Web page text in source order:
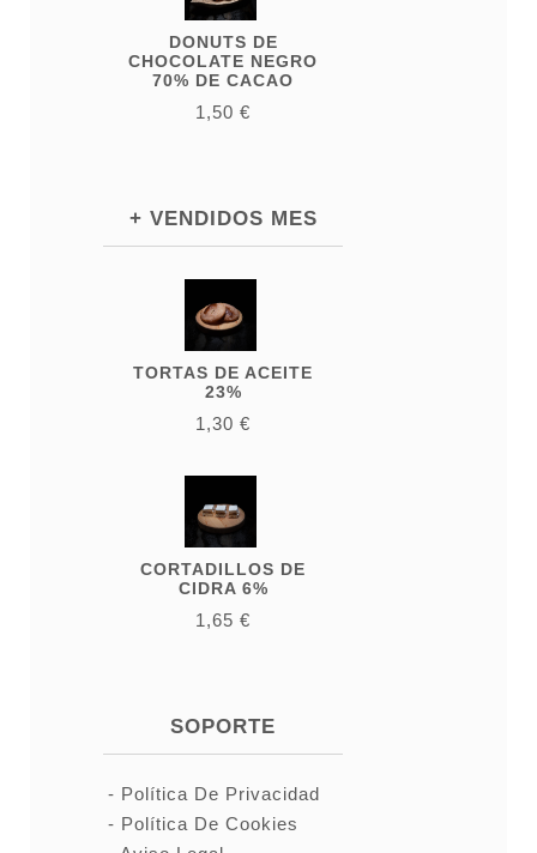
DONUTS DE
CHOCOLATE NEGRO
70% DE CACAO
1,50 €
+ VENDIDOS MES
TORTAS DE ACEITE
23%
1,30 €
CORTADILLOS DE
CIDRA 6%
1,65 €
SOPORTE
Política De Privacidad
Política De Cookies